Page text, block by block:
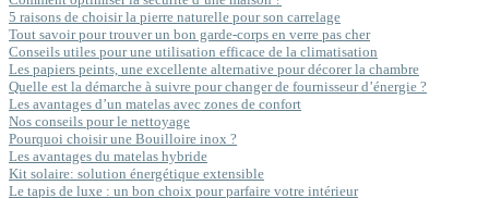
5 raisons de choisir la pierre naturelle pour son carrelage
Tout savoir pour trouver un bon garde-corps en verre pas cher
Conseils utiles pour une utilisation efficace de la climatisation
Les papiers peints, une excellente alternative pour décorer la chambre
Quelle est la démarche à suivre pour changer de fournisseur d’énergie ?
Les avantages d’un matelas avec zones de confort
Nos conseils pour le nettoyage
Pourquoi choisir une Bouilloire inox ?
Les avantages du matelas hybride
Kit solaire: solution énergétique extensible
Le tapis de luxe : un bon choix pour parfaire votre intérieur